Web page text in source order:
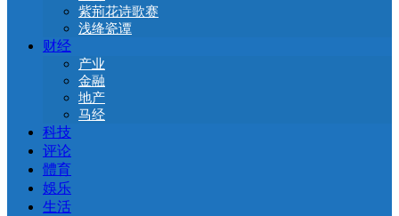
紫荊花诗歌赛
浅绛瓷谭
财经
产业
金融
地产
马经
科技
评论
體育
娛乐
生活